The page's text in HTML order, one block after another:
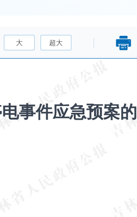
大 超大
事件应急预案的